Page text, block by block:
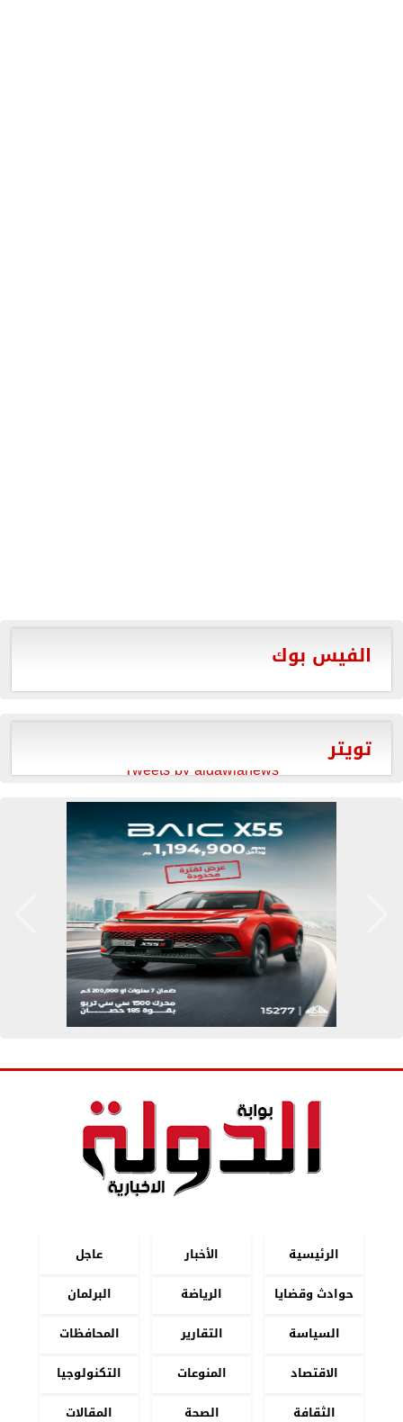
الفيس بوك
تويتر
Tweets by aldawlanews
الرئيسية الأخبار
عاجل
حوادث وقضايا
الرياضة
البرلمان
السياسة
التقارير
المحافظات
الاقتصاد
المنوعات
التكنولوجيا
الثقافة
الصحة المقالات